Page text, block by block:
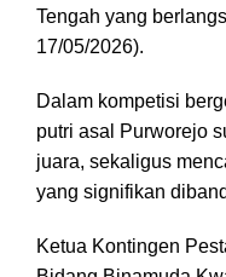
Tengah yang
17/05/2026).
Dalam kompetisi
putri asal Purworejo
juara, sekaligus
yang signifikan
Ketua Kontingen